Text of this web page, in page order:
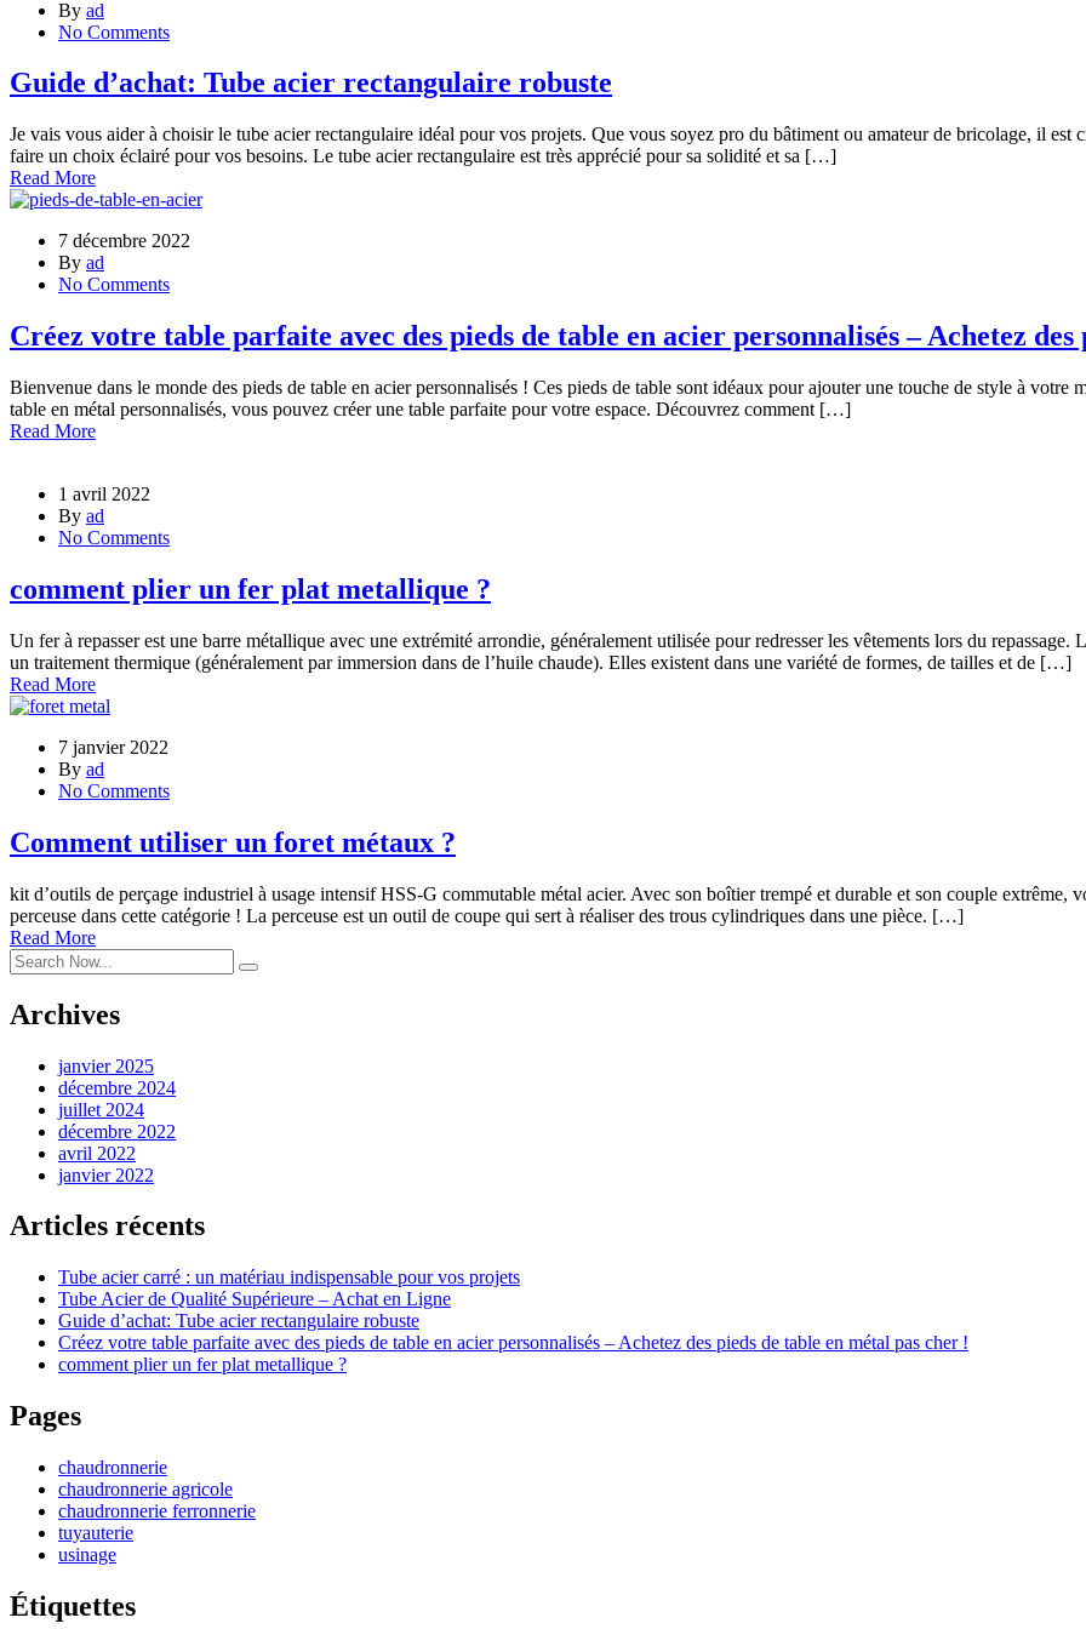
By ad
No Comments
Guide d’achat: Tube acier rectangulaire robuste
Je vais vous aider à choisir le tube acier rectangulaire idéal pour vos projets. Que vous soyez pro du bâtiment ou amateur de bricolage, il est
faire un choix éclairé pour vos besoins. Le tube acier rectangulaire est très apprécié pour sa solidité et sa […]
Read More
7 décembre 2022
By ad
No Comments
Créez votre table parfaite avec des pieds de table en acier personnalisés – Achetez
Bienvenue dans le monde des pieds de table en acier personnalisés ! Ces pieds de table sont idéaux pour ajouter une touche de style à votre
table en métal personnalisés, vous pouvez créer une table parfaite pour votre espace. Découvrez comment […]
Read More
1 avril 2022
By ad
No Comments
comment plier un fer plat metallique ?
Un fer à repasser est une barre métallique avec une extrémité arrondie, généralement utilisée pour redresser les vêtements lors du
un traitement thermique (généralement par immersion dans de l’huile chaude). Elles existent dans une variété de formes, de tailles et de […]
Read More
7 janvier 2022
By ad
No Comments
Comment utiliser un foret métaux ?
kit d’outils de perçage industriel à usage intensif HSS-G commutable métal acier. Avec son boîtier trempé et durable et son couple extrême,
perceuse dans cette catégorie ! La perceuse est un outil de coupe qui sert à réaliser des trous cylindriques dans une pièce. […]
Read More
Archives
janvier 2025
décembre 2024
juillet 2024
décembre 2022
avril 2022
janvier 2022
Articles récents
Tube acier carré : un matériau indispensable pour vos projets
Tube Acier de Qualité Supérieure – Achat en Ligne
Guide d’achat: Tube acier rectangulaire robuste
Créez votre table parfaite avec des pieds de table en acier personnalisés – Achetez des pieds de table en métal pas cher !
comment plier un fer plat metallique ?
Pages
chaudronnerie
chaudronnerie agricole
chaudronnerie ferronnerie
tuyauterie
usinage
Étiquettes